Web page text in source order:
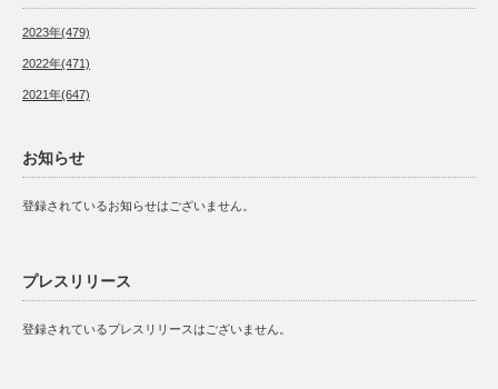
2023年(479)
2022年(471)
2021年(647)
お知らせ
登録されているお知らせはございません。
プレスリリース
登録されているプレスリリースはございません。